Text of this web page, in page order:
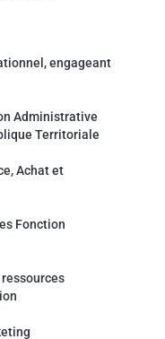
engageant
Administrative
Territoriale
Achat et
Fonction